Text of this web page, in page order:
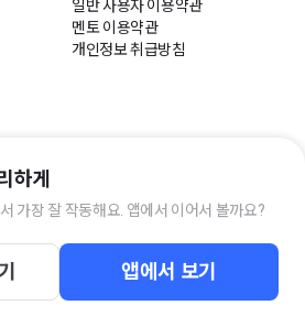
일반 사용자 이용약관
멘토 이용약관
개인정보 취급방침
11:30~13:00
고객센터
정보
마포-2322호 | 사업자 등록번호 : 119-86-
하게
가장 잘 작동해요. 앱에서 이어서 볼까요?
앱에서 보기